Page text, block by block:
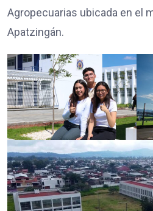
Agropecuarias ubicada en el
Apatzingán.